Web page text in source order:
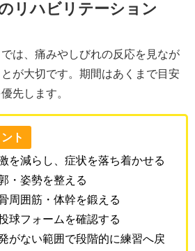
リハビリテーション
は、痛みやしびれの反応を見なが
が大切です。期間はあくまで目安
先します。
ト
を減らし、症状を落ち着かせる
・姿勢を整える
周囲筋・体幹を鍛える
球フォームを確認する
がない範囲で段階的に練習へ戻